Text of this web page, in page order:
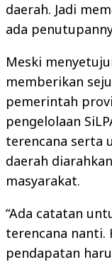
daerah. Jadi
ada
Meski
memberikan
pemerintah
pengelolaan
terencana serta
daerah
masyarakat.
“Ada catatan
terencana nanti.
pendapatan